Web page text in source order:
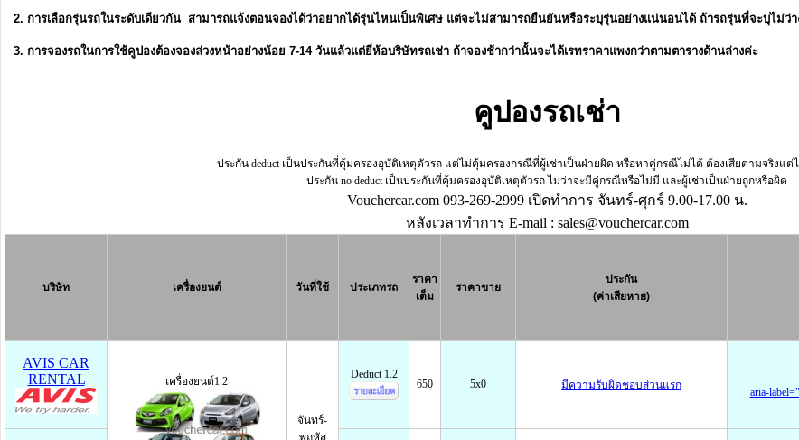
2. การเลือกรุ่นรถในระดับเดียวกัน สามารถแจ้งตอนจองได้ว่าอยากได้รุ่นไหนเป็นพิเศษ แต่จะไม่สามารถยืนยันหรือระบุรุ่นอย่างแน่นอนได้ ถ้ารถรุ่นที่จะบุไม่ว่
3. การจองรถในการใช้คูปองต้องจองล่วงหน้าอย่างน้อย 7-14 วันแล้วแต่ยี่ห้อบริษัทรถเช่า ถ้าจองช้ากว่านั้นจะได้เรทราคาแพงกว่าตามตารางด้านล่างค่ะ
คูปองรถเช่า
ประกัน deduct เป็นประกันที่คุ้มครองอุบัติเหตุตัวรถ แต่ไม่คุ้มครองกรณีที่ผู้เช่าเป็นฝ่ายผิด หรือหาคู่กรณีไม่ได้ ต้องเสียตามจริงแต่ไ
ประกัน no deduct เป็นประกันที่คุ้มครองอุบัติเหตุตัวรถ ไม่ว่าจะมีคู่กรณีหรือไม่มี และผู้เช่าเป็นฝ่ายถูกหรือผิด
Vouchercar.com 093-269-2999 เปิดทำการ จันทร์-ศุกร์ 9.00-17.00 น.
หลังเวลาทำการ E-mail : sales@vouchercar.com
บริษัท เครื่องยนต์ วันที่ใช้ ประเภทรถ
ราคา
เต็ม
ราคาขาย
ประกัน
(ค่าเสียหาย)
AVIS CAR
RENTAL
เครื่องยนต์1.2
จันทร์-
พฤหัส
Deduct 1.2
650 5x0 มีความรับผิดชอบส่วนแรก
aria-